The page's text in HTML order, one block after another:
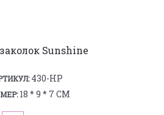
Sunshine
430-HP
18 * 9 * 7 СМ